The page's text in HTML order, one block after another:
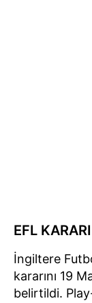
EFL
İngiltere
kararını 19
belirtildi.